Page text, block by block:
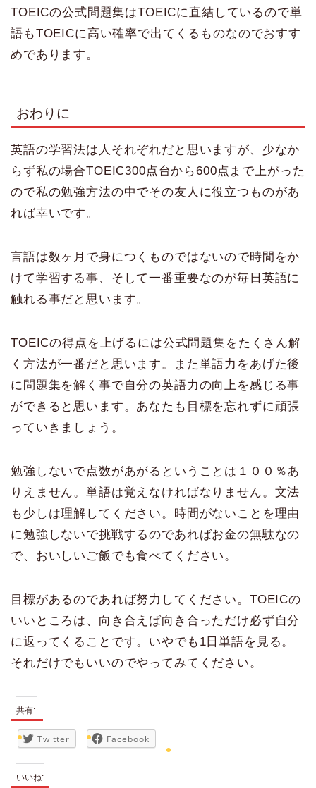
TOEICの公式問題集はTOEICに直結しているので単
語もTOEICに高い確率で出てくるものなのでおすす
めであります。
おわりに
英語の学習法は人それぞれだと思いますが、少なか
らず私の場合TOEIC300点台から600点まで上がった
ので私の勉強方法の中でその友人に役立つものがあ
れば幸いです。
言語は数ヶ月で身につくものではないので時間をか
けて学習する事、そして一番重要なのが毎日英語に
触れる事だと思います。
TOEICの得点を上げるには公式問題集をたくさん解
く方法が一番だと思います。また単語力をあげた後
に問題集を解く事で自分の英語力の向上を感じる事
ができると思います。あなたも目標を忘れずに頑張
っていきましょう。
勉強しないで点数があがるということは１００％あ
りえません。単語は覚えなければなりません。文法
も少しは理解してください。時間がないことを理由
に勉強しないで挑戦するのであればお金の無駄なの
で、おいしいご飯でも食べてください。
目標があるのであれば努力してください。TOEICの
いいところは、向き合えば向き合っただけ必ず自分
に返ってくることです。いやでも1日単語を見る。
それだけでもいいのでやってみてください。
共有:
Twitter Facebook
いいね: